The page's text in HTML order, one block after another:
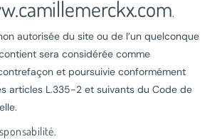
.
autorisée du site ou de l’un quelconque
sera considérée comme
et poursuivie conformément
articles L.335-2 et suivants du Code de